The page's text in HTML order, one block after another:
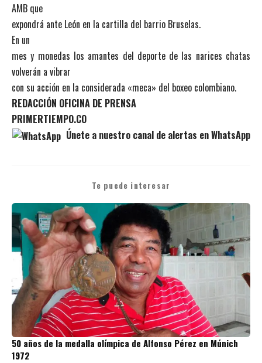
AMB que
expondrá ante León en la cartilla del barrio Bruselas.
En un
mes y monedas los amantes del deporte de las narices chatas
volverán a vibrar
con su acción en la considerada «meca» del boxeo colombiano.
REDACCIÓN OFICINA DE PRENSA
PRIMERTIEMPO.CO
Únete a nuestro canal de alertas en WhatsApp
Te puede interesar
50 años de la medalla olímpica de Alfonso Pérez en Múnich
1972